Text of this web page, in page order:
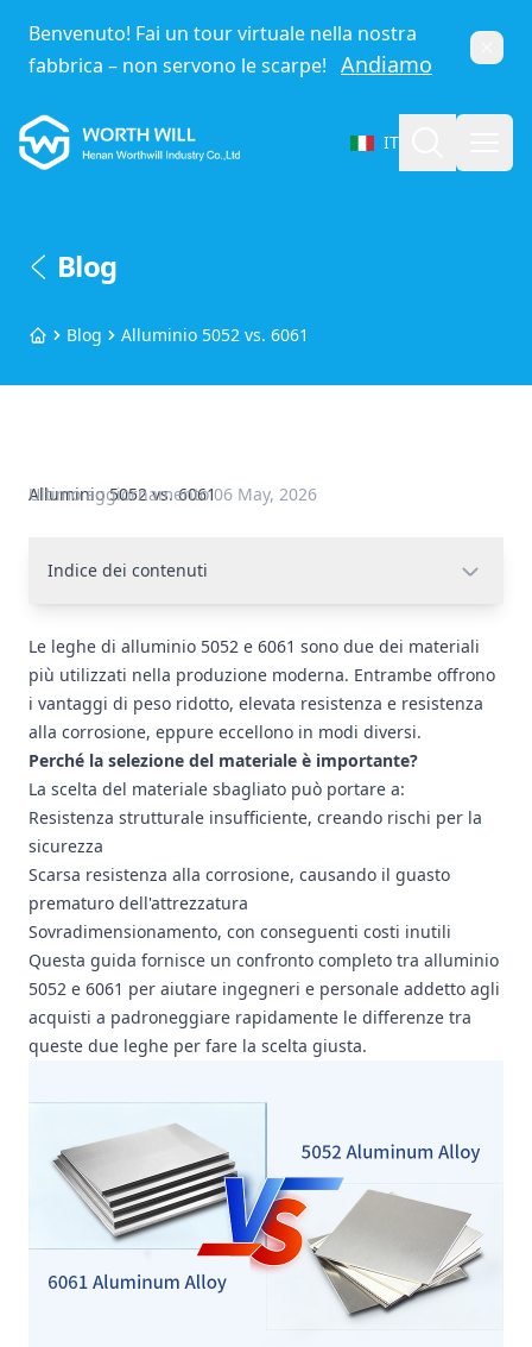
Benvenuto! Fai un tour virtuale nella nostra
fabbrica – non servono le scarpe! Andiamo Chiudi
Worthwill
IT
Seleziona lingua
Blog
HomeBlog Alluminio 5052 vs. 6061
Alluminio 5052 vs. 6061
Ultimo aggiornamento06 May, 2026
Indice dei contenuti
Le leghe di alluminio 5052 e 6061 sono due dei materiali
più utilizzati nella produzione moderna. Entrambe offrono
i vantaggi di peso ridotto, elevata resistenza e resistenza
alla corrosione, eppure eccellono in modi diversi.
Perché la selezione del materiale è importante?
La scelta del materiale sbagliato può portare a:
Resistenza strutturale insufficiente, creando rischi per la
sicurezza
Scarsa resistenza alla corrosione, causando il guasto
prematuro dell'attrezzatura
Sovradimensionamento, con conseguenti costi inutili
Questa guida fornisce un confronto completo tra alluminio
5052 e 6061 per aiutare ingegneri e personale addetto agli
acquisti a padroneggiare rapidamente le differenze tra
queste due leghe per fare la scelta giusta.